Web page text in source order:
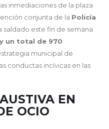
inmediaciones de la plaza
conjunta de la Policía
saldado este fin de semana
un total de 970
municipal de
conductas incívicas en las
EN
OCIO